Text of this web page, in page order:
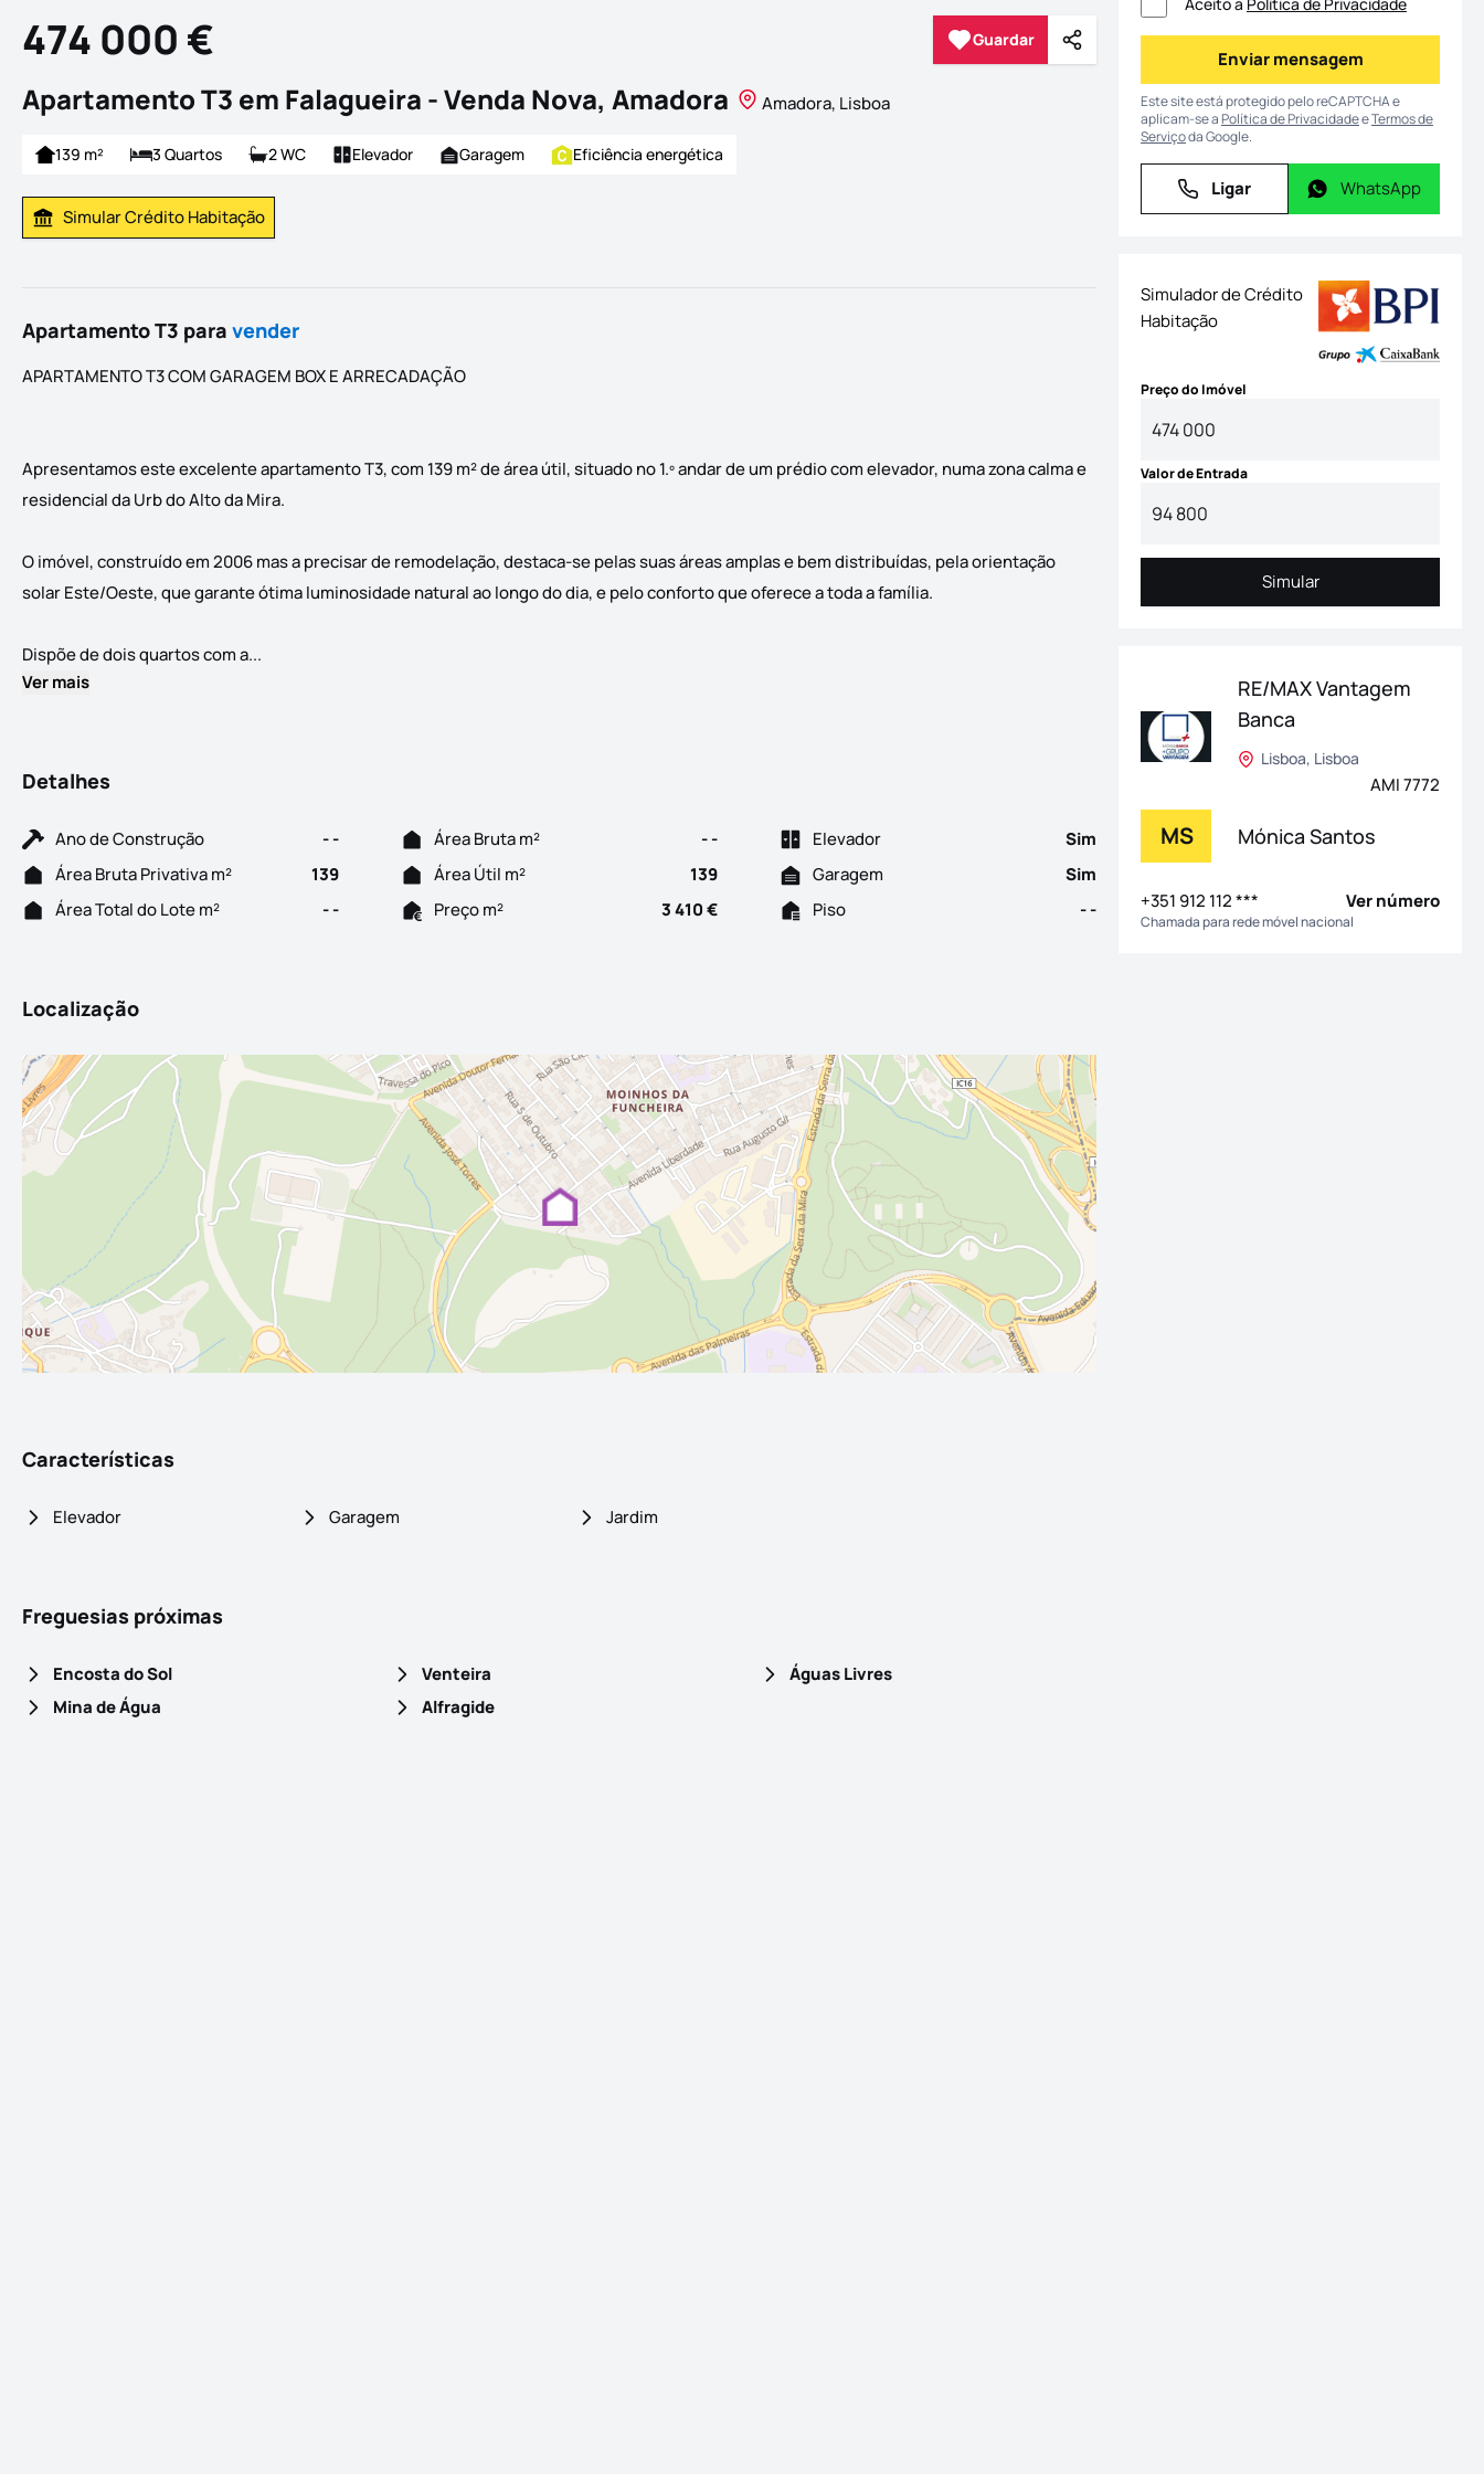
474 000 € Guardar
Guardar Partilhar
Apartamento T3 em Falagueira - Venda Nova, Amadora Amadora, Lisboa
139 m² 3 Quartos 2 WC Elevador Garagem Eficiência energética
Simular Prestação
Simular Crédito Habitação
Apartamento T3 para vender
APARTAMENTO T3 COM GARAGEM BOX E ARRECADAÇÃO
Apresentamos este excelente apartamento T3, com 139 m² de área útil, situado no 1.º andar de um prédio com elevador, numa zona calma e
residencial da Urb do Alto da Mira.
O imóvel, construído em 2006 mas a precisar de remodelação, destaca-se pelas suas áreas amplas e bem distribuídas, pela orientação
solar Este/Oeste, que garante ótima luminosidade natural ao longo do dia, e pelo conforto que oferece a toda a família.
Dispõe de dois quartos com a...
Ver mais
Detalhes
Ano de Construção - - Área Bruta m² - - Elevador
Sim
Área Bruta Privativa m²
139 Área Útil m² 139 Garagem
Sim
Área Total do Lote m²
- - Preço m² 3 410 € Piso - -
Localização
Características
Elevador Garagem Jardim
Freguesias próximas
Encosta do Sol Venteira
Águas Livres
Mina de Água
Alfragide
Enviar mensagem
Enviar mensagem
Este site está protegido pelo reCAPTCHA e
aplicam-se aPolítica de PrivacidadeeTermos de
Serviçoda Google.
Ligar
Ligar WhatsApp
WhatsApp
Simulador de Crédito
Habitação
Preço do Imóvel
Valor de Entrada
Simular
Simular
RE/MAX Vantagem
Banca
Lisboa, Lisboa
AMI 7772
MS Mónica Santos
+351 912 112 *** Ver número
Chamada para rede móvel nacional